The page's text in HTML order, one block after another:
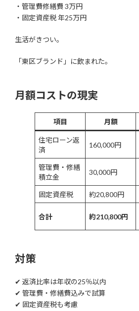
・管理費修繕費 3万円
・固定資産税 年25万円
生活がきつい。
「東区ブランド」に飲まれた。
月額コストの現実
項目 月額
住宅ローン返
済
160,000円
管理費・修繕
積立金
30,000円
固定資産税 約20,800円
合計 約210,800円
対策
✔ 返済比率は年収の25％以内
✔ 管理費・修繕費込みで試算
✔ 固定資産税も考慮